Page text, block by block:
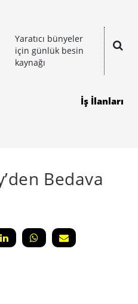
Yaratıcı bünyeler
için günlük besin
kaynağı
İş İlanları
Bedava